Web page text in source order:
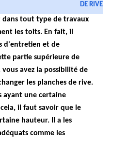
DE RIVE
dans tout type de travaux
les toits. En fait, il
d'entretien et de
partie supérieure de
avez la possibilité de
les planches de rive.
ayant une certaine
il faut savoir que le
hauteur. Il a les
comme les